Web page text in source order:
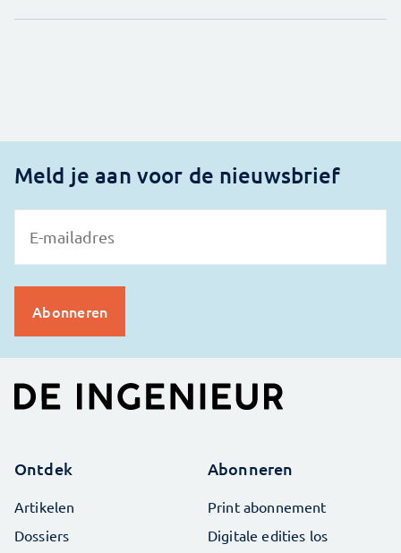
Meld je aan voor de nieuwsbrief
Ontdek
Artikelen
Dossiers
Abonneren
Print abonnement
Digitale edities los